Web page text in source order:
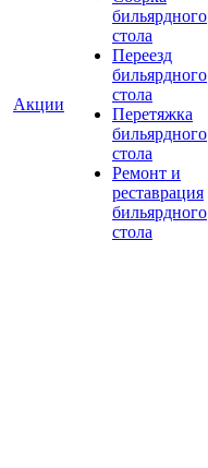
Акции
бильярдного
стола
Переезд
бильярдного
стола
Перетяжка
бильярдного
стола
Ремонт и
реставрация
бильярдного
стола